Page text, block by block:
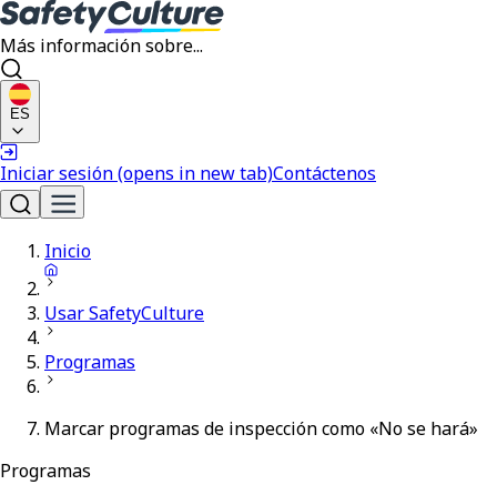
Más información sobre...
ES
Iniciar sesión(opens in new tab)Contáctenos
Inicio
Usar SafetyCulture
Programas
Marcar programas de inspección como «No se hará»
Programas